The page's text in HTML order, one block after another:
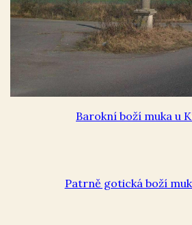
Barokní boží muka u
Patrně gotická boží